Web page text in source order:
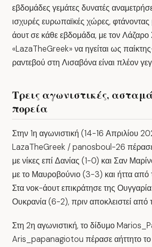
εβδομάδες γεμάτες δυνατές
ισχυρές ευρωπαϊκές χώρες, φτάνοντας
άουτ σε κάθε εβδομάδα, με τον Λάζαρο
«LazaTheGreek» να ηγείται ως
ραντεβού στη Λισαβόνα είναι πλέον
Τρεις αγωνιστικές,
πορεία
Στην 1η αγωνιστική (14-16 Απριλίου
LazaTheGreek /panosboul-26
με νίκες επίΔανίας (1-0) και Σαν
με το Μαυροβούνιο (3-3) και ήττα από
Στα νοκ-άουτ επικράτησε της
Ουκρανία (6-2), πριν αποκλειστεί από
Στη 2η αγωνιστική, το δίδυμο
Aris_papanagiotou πέρασε αήττητο